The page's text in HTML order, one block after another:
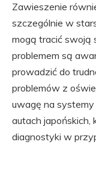
Zawieszenie
szczególnie w
mogą tracić swoją
problemem są
prowadzić do
problemów z
uwagę na
autach japońskich,
diagnostyki w